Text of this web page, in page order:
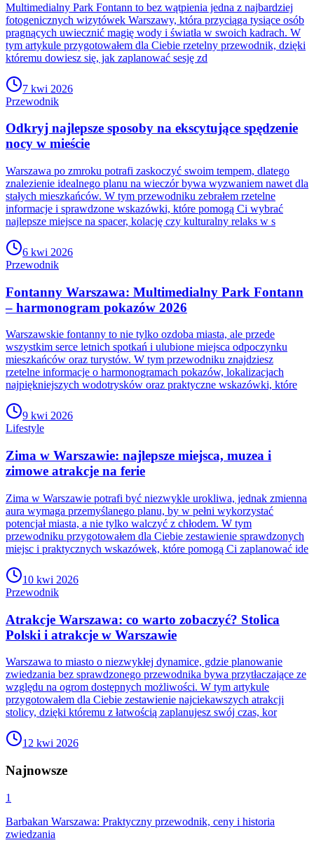
Multimedialny Park Fontann to bez wątpienia jedna z najbardziej
fotogenicznych wizytówek Warszawy, która przyciąga tysiące osób
pragnących uwiecznić magię wody i światła w swoich kadrach. W
tym artykule przygotowałem dla Ciebie rzetelny przewodnik, dzięki
któremu dowiesz się, jak zaplanować sesję zd
7 kwi 2026
Przewodnik
Odkryj najlepsze sposoby na ekscytujące spędzenie
nocy w mieście
Warszawa po zmroku potrafi zaskoczyć swoim tempem, dlatego
znalezienie idealnego planu na wieczór bywa wyzwaniem nawet dla
stałych mieszkańców. W tym przewodniku zebrałem rzetelne
informacje i sprawdzone wskazówki, które pomogą Ci wybrać
najlepsze miejsce na spacer, kolację czy kulturalny relaks w s
6 kwi 2026
Przewodnik
Fontanny Warszawa: Multimedialny Park Fontann
– harmonogram pokazów 2026
Warszawskie fontanny to nie tylko ozdoba miasta, ale przede
wszystkim serce letnich spotkań i ulubione miejsca odpoczynku
mieszkańców oraz turystów. W tym przewodniku znajdziesz
rzetelne informacje o harmonogramach pokazów, lokalizacjach
najpiękniejszych wodotrysków oraz praktyczne wskazówki, które
9 kwi 2026
Lifestyle
Zima w Warszawie: najlepsze miejsca, muzea i
zimowe atrakcje na ferie
Zima w Warszawie potrafi być niezwykle urokliwa, jednak zmienna
aura wymaga przemyślanego planu, by w pełni wykorzystać
potencjał miasta, a nie tylko walczyć z chłodem. W tym
przewodniku przygotowałem dla Ciebie zestawienie sprawdzonych
miejsc i praktycznych wskazówek, które pomogą Ci zaplanować ide
10 kwi 2026
Przewodnik
Atrakcje Warszawa: co warto zobaczyć? Stolica
Polski i atrakcje w Warszawie
Warszawa to miasto o niezwykłej dynamice, gdzie planowanie
zwiedzania bez sprawdzonego przewodnika bywa przytłaczające ze
względu na ogrom dostępnych możliwości. W tym artykule
przygotowałem dla Ciebie zestawienie najciekawszych atrakcji
stolicy, dzięki któremu z łatwością zaplanujesz swój czas, kor
12 kwi 2026
Najnowsze
1
Barbakan Warszawa: Praktyczny przewodnik, ceny i historia
zwiedzania